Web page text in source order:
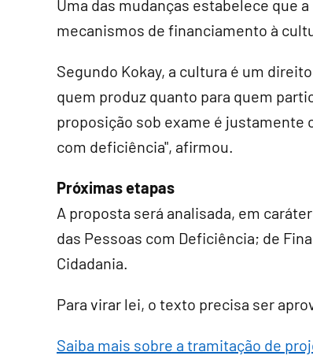
Uma das mudanças estabelece que
mecanismos de financiamento à
Segundo Kokay, a cultura é um
quem produz quanto para quem
proposição sob exame é justamente
com deficiência", afirmou.
Próximas etapas
A proposta será analisada, em
das Pessoas com Deficiência; de
Cidadania.
Para virar lei, o texto precisa ser
Saiba mais sobre a tramitação de